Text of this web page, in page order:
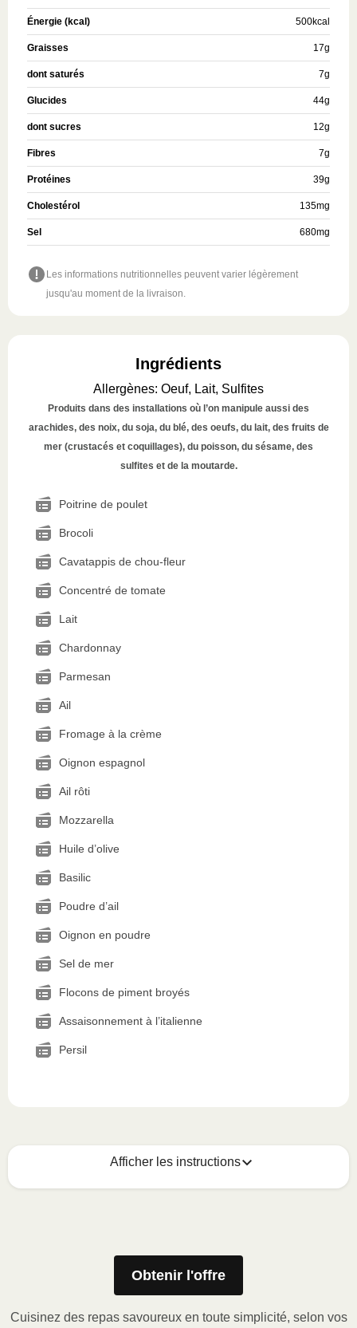
Énergie (kcal) 500kcal
Graisses 17g
dont saturés 7g
Glucides 44g
dont sucres 12g
Fibres 7g
Protéines 39g
Cholestérol 135mg
Sel 680mg
Les informations nutritionnelles peuvent varier légèrement
jusqu'au moment de la livraison.
Ingrédients
Allergènes: Oeuf, Lait, Sulfites
Produits dans des installations où l’on manipule aussi des
arachides, des noix, du soja, du blé, des oeufs, du lait, des fruits de
mer (crustacés et coquillages), du poisson, du sésame, des
sulfites et de la moutarde.
Poitrine de poulet
Brocoli
Cavatappis de chou-fleur
Concentré de tomate
Lait
Chardonnay
Parmesan
Ail
Fromage à la crème
Oignon espagnol
Ail rôti
Mozzarella
Huile d’olive
Basilic
Poudre d’ail
Oignon en poudre
Sel de mer
Flocons de piment broyés
Assaisonnement à l’italienne
Persil
Afficher les instructions
Voici quoi faire :
MICRO-ONDES
gobelet à portion (le cas échéant) ou percer la
Obtenir l'offre
Cuisinez des repas savoureux en toute simplicité, selon vos